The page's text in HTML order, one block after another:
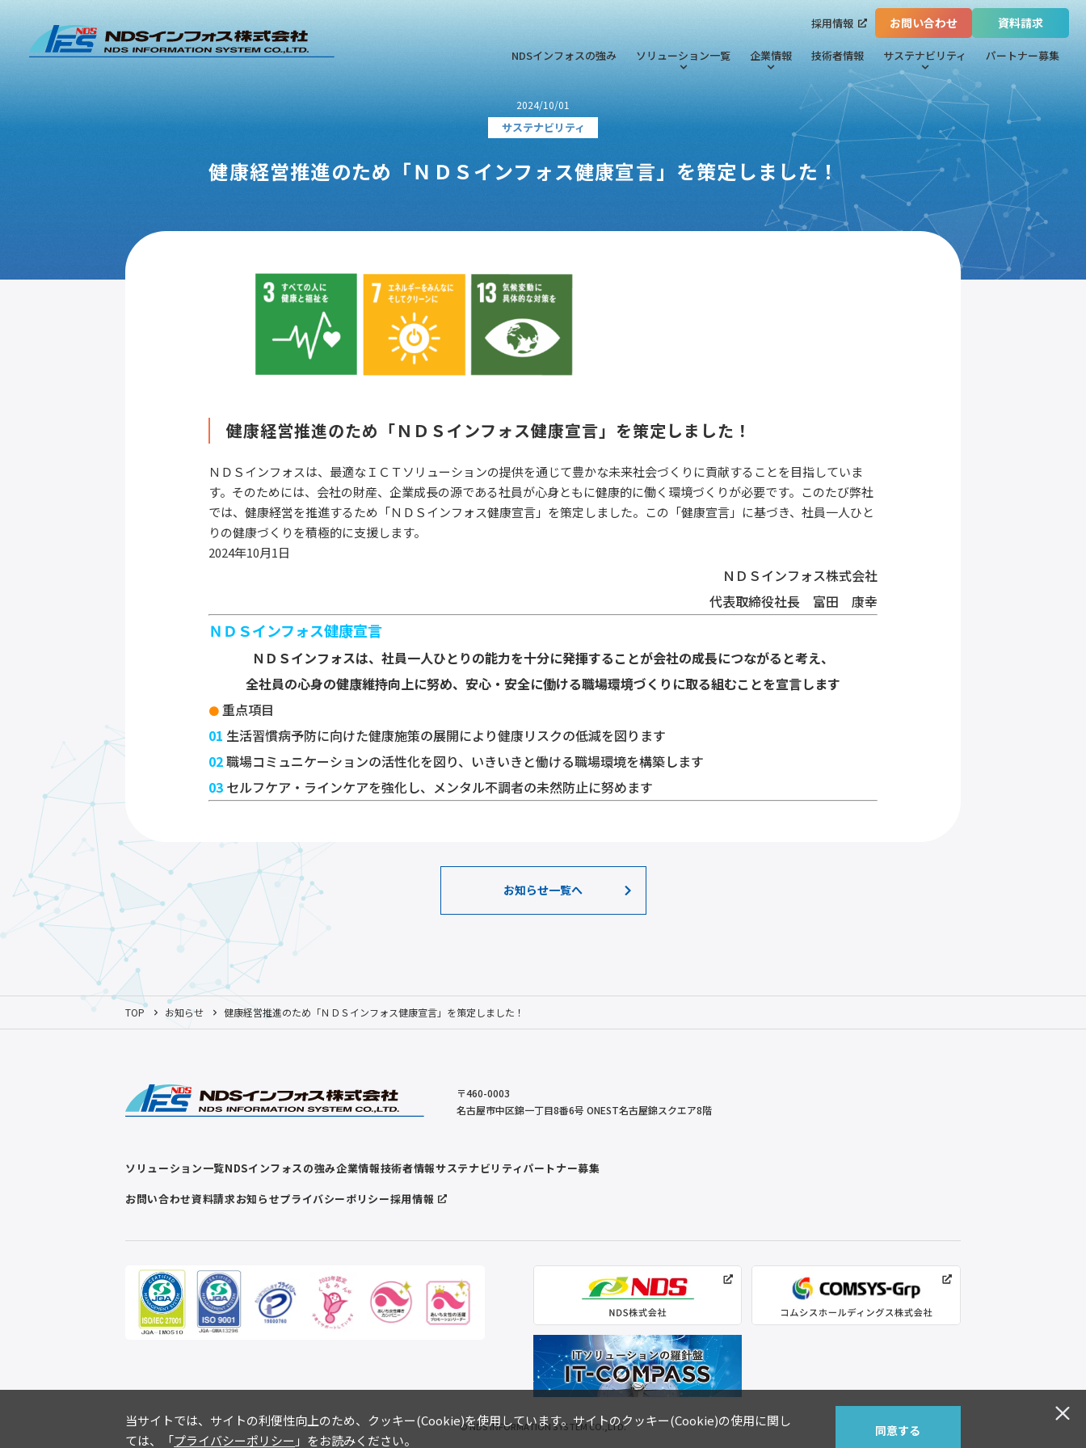
NDSインフォスの強み ソリューション一覧 企業情報 技術者情報 サステナビリティ パートナー募集
採用情報 お問い合わせ 資料請求
2024/10/01
サステナビリティ
健康経営推進のため「ＮＤＳインフォス健康宣言」を策定しました！
健康経営推進のため「ＮＤＳインフォス健康宣言」を策定しました！
ＮＤＳインフォスは、最適なＩＣＴソリューションの提供を通じて豊かな未来社会づくりに貢献することを目指していま
す。そのためには、会社の財産、企業成長の源である社員が心身ともに健康的に働く環境づくりが必要です。このたび弊社
では、健康経営を推進するため「ＮＤＳインフォス健康宣言」を策定しました。この「健康宣言」に基づき、社員一人ひと
りの健康づくりを積極的に支援します。
2024年10月1日
ＮＤＳインフォス株式会社
代表取締役社長 富田 康幸
ＮＤＳインフォス健康宣言
ＮＤＳインフォスは、社員一人ひとりの能力を十分に発揮することが会社の成長につながると考え、
全社員の心身の健康維持向上に努め、安心・安全に働ける職場環境づくりに取る組むことを宣言します
● 重点項目
01 生活習慣病予防に向けた健康施策の展開により健康リスクの低減を図ります
02職場コミュニケーションの活性化を図り、いきいきと働ける職場環境を構築します
03 セルフケア・ラインケアを強化し、メンタル不調者の未然防止に努めます
お知らせ一覧へ
TOP お知らせ 健康経営推進のため「ＮＤＳインフォス健康宣言」を策定しました！
〒460-0003
名古屋市中区錦一丁目8番6号 ONEST名古屋錦スクエア8階
ソリューション一覧NDSインフォスの強み企業情報技術者情報サステナビリティパートナー募集
お問い合わせ資料請求お知らせプライバシーポリシー採用情報
© NDS INFORMATION SYSTEM CO.,LTD.
当サイトでは、サイトの利便性向上のため、クッキー(Cookie)を使用しています。サイトのクッキー(Cookie)の使用に関し
ては、「プライバシーポリシー 」をお読みください。
同意する